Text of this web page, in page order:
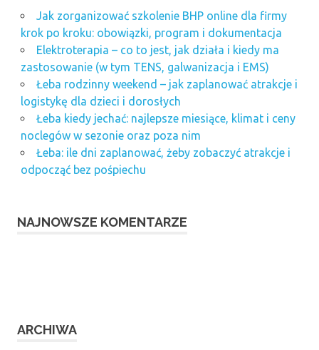
Jak zorganizować szkolenie BHP online dla firmy
krok po kroku: obowiązki, program i dokumentacja
Elektroterapia – co to jest, jak działa i kiedy ma
zastosowanie (w tym TENS, galwanizacja i EMS)
Łeba rodzinny weekend – jak zaplanować atrakcje i
logistykę dla dzieci i dorosłych
Łeba kiedy jechać: najlepsze miesiące, klimat i ceny
noclegów w sezonie oraz poza nim
Łeba: ile dni zaplanować, żeby zobaczyć atrakcje i
odpocząć bez pośpiechu
NAJNOWSZE KOMENTARZE
ARCHIWA